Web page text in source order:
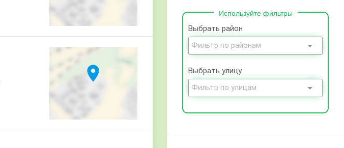
location_on
Используйте фильтры
Выбрать район
Выбрать улицу